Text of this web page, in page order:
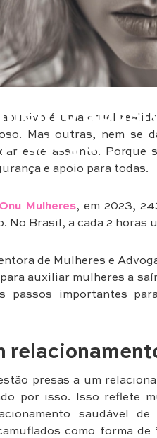
proteger
é uma cruel
Mas outras, nem se
este assunto. Porque
e apoio para todas.
Onu Mulheres, em 2023,
No Brasil, a cada 2 horas
de Mulheres e
auxiliar mulheres a
passos importantes
presas a um
por isso. Isso reflete
saudável
como forma